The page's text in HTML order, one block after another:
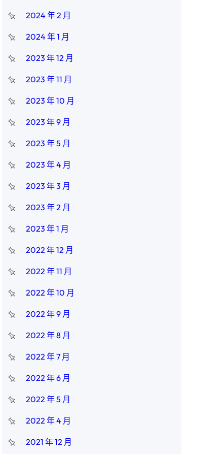
2024 年 2 月
2024 年 1 月
2023 年 12 月
2023 年 11 月
2023 年 10 月
2023 年 9 月
2023 年 5 月
2023 年 4 月
2023 年 3 月
2023 年 2 月
2023 年 1 月
2022 年 12 月
2022 年 11 月
2022 年 10 月
2022 年 9 月
2022 年 8 月
2022 年 7 月
2022 年 6 月
2022 年 5 月
2022 年 4 月
2021 年 12 月